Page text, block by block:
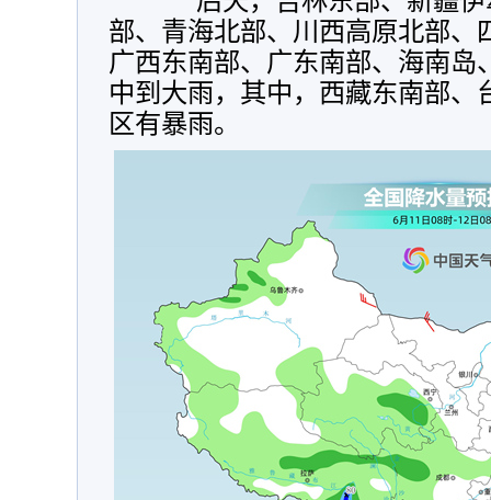
部、青海北部、川西高原北部、
广西东南部、广东南部、海南岛
中到大雨，其中，西藏东南部、
区有暴雨。